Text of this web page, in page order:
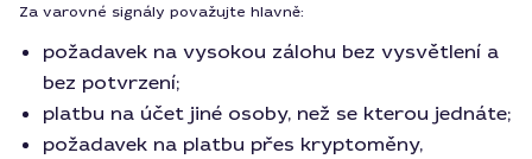
Za varovné signály považujte hlavně:
požadavek na vysokou zálohu bez vysvětlení a
bez potvrzení;
platbu na účet jiné osoby, než se kterou jednáte;
požadavek na platbu přes kryptoměny,